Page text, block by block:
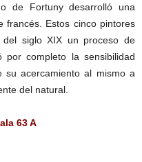
de Fortuny desarrolló una
francés. Estos cinco pintores
siglo XIX un proceso de
por completo la sensibilidad
acercamiento al mismo a
del natural.
63 A